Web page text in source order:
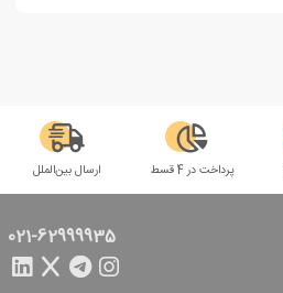
پرداخت در 4 قسط ارسال بین‌الملل
021-62999935